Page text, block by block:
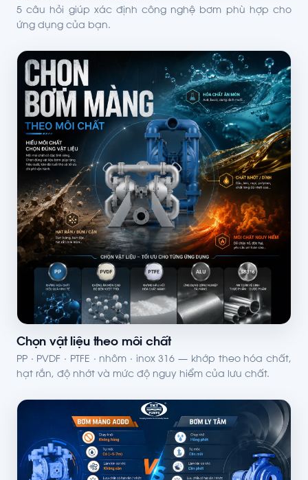
5 câu hỏi giúp xác định công nghệ bơm phù hợp cho
ứng dụng của bạn.
Chọn vật liệu theo môi chất
PP · PVDF · PTFE · nhôm · inox 316 — khớp theo hóa chất,
hạt rắn, độ nhớt và mức độ nguy hiểm của lưu chất.